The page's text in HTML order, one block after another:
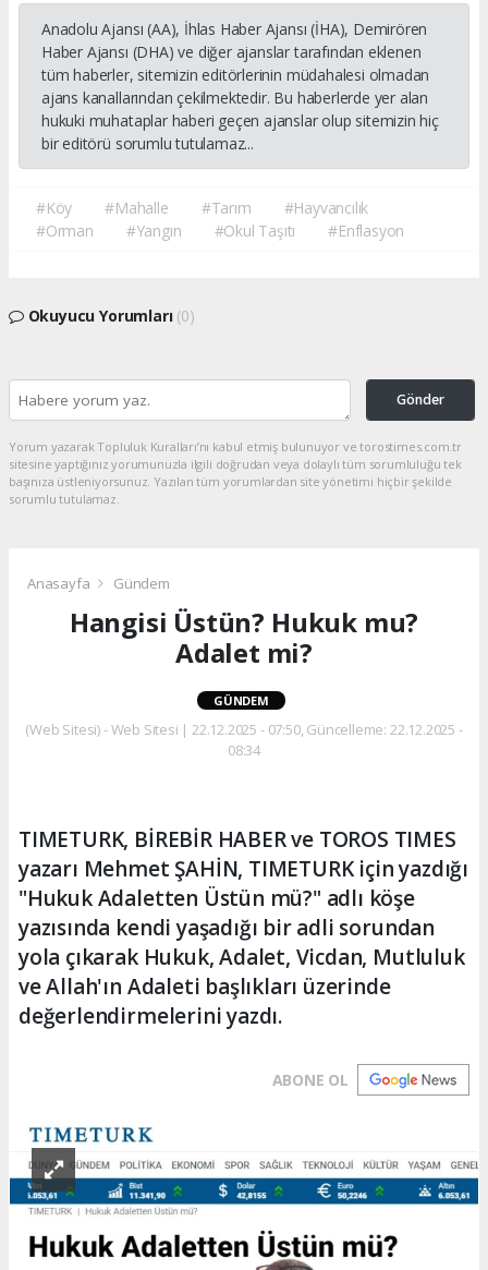
Anadolu Ajansı (AA), İhlas Haber Ajansı (İHA), Demirören
Haber Ajansı (DHA) ve diğer ajanslar tarafından eklenen
tüm haberler, sitemizin editörlerinin müdahalesi olmadan
ajans kanallarından çekilmektedir. Bu haberlerde yer alan
hukuki muhataplar haberi geçen ajanslar olup sitemizin hiç
bir editörü sorumlu tutulamaz...
#Köy #Mahalle #Tarım
#Hayvancılık
#Orman
#Yangın #Okul Taşıtı #Enflasyon
Okuyucu Yorumları (0)
Gönder
Yorum yazarak Topluluk Kuralları’nı kabul etmiş bulunuyor ve torostimes.com.tr
sitesine yaptığınız yorumunuzla ilgili doğrudan veya dolaylı tüm sorumluluğu tek
başınıza üstleniyorsunuz. Yazılan tüm yorumlardan site yönetimi hiçbir şekilde
sorumlu tutulamaz.
Anasayfa Gündem
Hangisi Üstün? Hukuk mu?
Adalet mi?
GÜNDEM
(Web Sitesi) - Web Sitesi | 22.12.2025 - 07:50, Güncelleme: 22.12.2025 -
08:34
TIMETURK, BİREBİR HABER ve TOROS TIMES
yazarı Mehmet ŞAHİN, TIMETURK için yazdığı
"Hukuk Adaletten Üstün mü?" adlı köşe
yazısında kendi yaşadığı bir adli sorundan
yola çıkarak Hukuk, Adalet, Vicdan, Mutluluk
ve Allah'ın Adaleti başlıkları üzerinde
değerlendirmelerini yazdı.
ABONE OL